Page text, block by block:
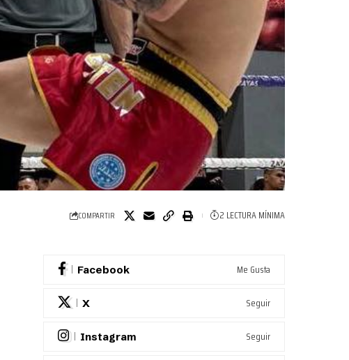
COMPARTIR 2 LECTURA MÍNIMA
Facebook Me Gusta
X Seguir
Instagram Seguir